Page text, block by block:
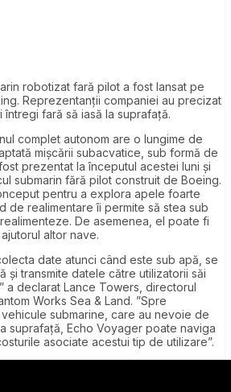
robotizat fară pilot a fost lansat pe
Reprezentanții companiei au precizat
fară să iasă la suprafață.
complet autonom are o lungime de
mișcării subacvatice, sub formă de
prezentat la începutul acestei luni și
submarin fără pilot construit de Boeing.
pentru a explora apele foarte
de realimentare îi permite să stea sub
De asemenea, el poate fi
altor nave.
date atunci când este sub apă, se
și transmite datele către utilizatorii săi
a declarat Lance Towers, directorul
Works Sea & Land. ”Spre
submarine, care au nevoie de
suprafață, Echo Voyager poate naviga
asociate acestui tip de utilizare”.